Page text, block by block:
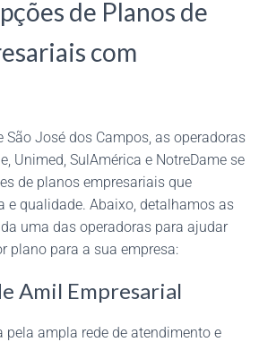
de Planos de
com
São José dos Campos, as operadoras
Unimed, SulAmérica e NotreDame se
de planos empresariais que
e qualidade. Abaixo, detalhamos as
uma das operadoras para ajudar
plano para a sua empresa:
Amil Empresarial
pela ampla rede de atendimento e